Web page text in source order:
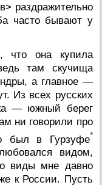
раздражительно
часто бывают у
, что она купила
там скучища
а главное —
Из всех русских
— южный берег
ни говорили про
был в Гурзуфе*
видом,
виды мне давно
к России. Пусть